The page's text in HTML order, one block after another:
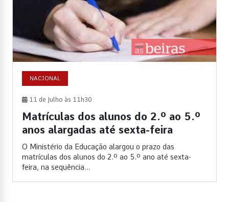
NACIONAL
11 de Julho às 11h30
Matrículas dos alunos do 2.º ao 5.º
anos alargadas até sexta-feira
O Ministério da Educação alargou o prazo das
matrículas dos alunos do 2.º ao 5.º ano até sexta-
feira, na sequência...